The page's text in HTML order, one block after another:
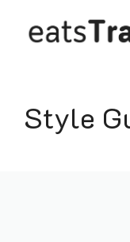
Style